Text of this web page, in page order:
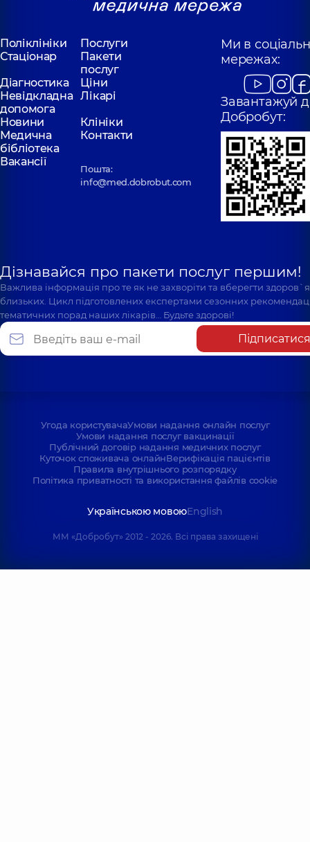
Поліклініки
Послуги
Стаціонар
Пакети
послуг
Діагностика
Ціни
Невідкладна
допомога
Лікарі
Новини
Клініки
Медична
бібліотека
Контакти
Вакансії
Пошта:
info@med.dobrobut.com
Ми в
мережах:
Завантажуй
Добробут:
Дізнавайся про пакети послуг першим!
Важлива інформація про те як не захворіти та вберегти
близьких. Цикл підготовлених експертами сезонних
тематичних порад наших лікарів… Будьте здорові!
Підписатися
Угода користувачаУмови надання онлайн послуг
Умови надання послуг вакцинації
Публічний договір надання медичних послуг
Куточок споживача онлайнВерифікація пацієнтів
Правила внутрішнього розпорядку
Політика приватності та використання файлів cookie
Українською мовоюEnglish
ММ «Добробут» 2012 - 2026. Всі права захищені